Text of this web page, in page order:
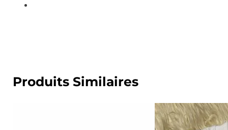
Produits Similaires